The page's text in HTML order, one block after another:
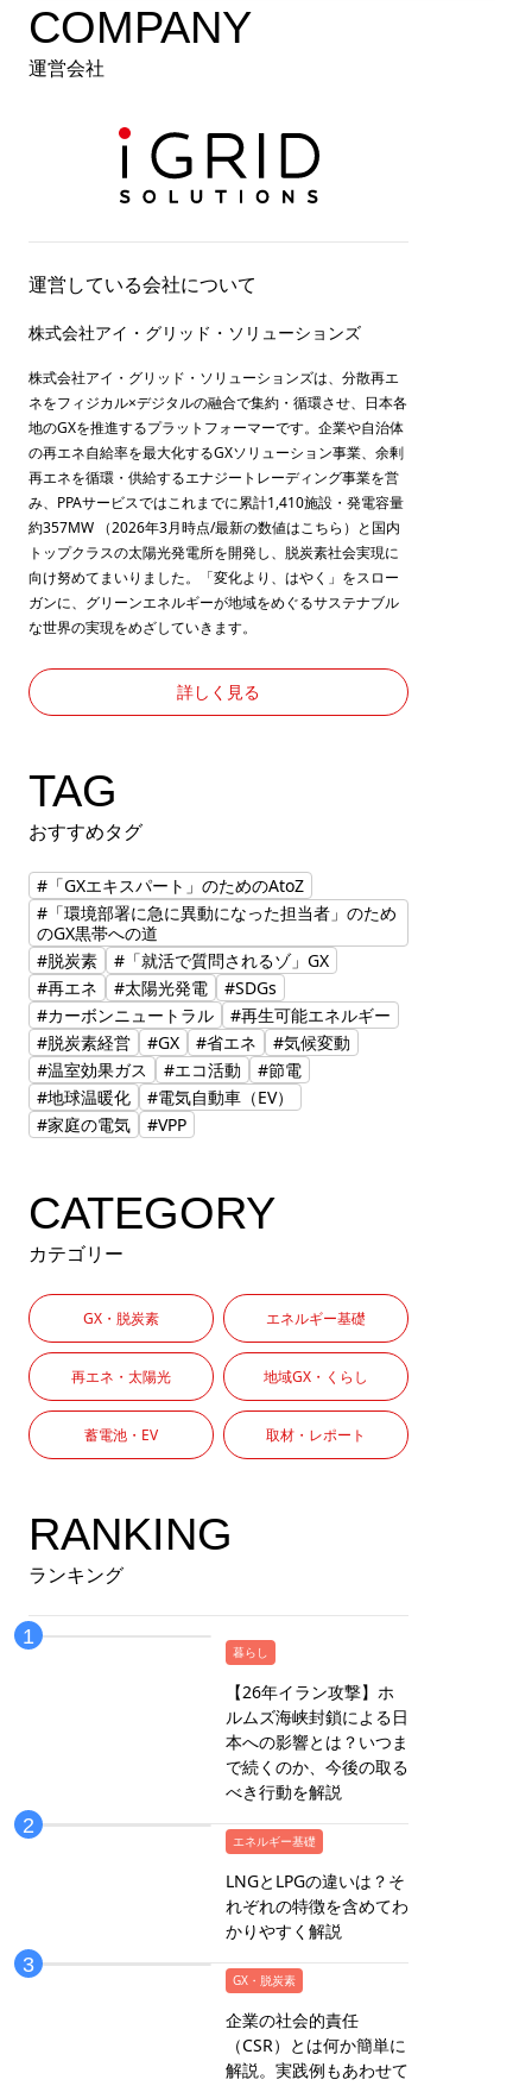
COMPANY
運営会社
運営している会社について
株式会社アイ・グリッド・ソリューションズ
株式会社アイ・グリッド・ソリューションズは、分散再エ
ネをフィジカル×デジタルの融合で集約・循環させ、日本各
地のGXを推進するプラットフォーマーです。企業や自治体
の再エネ自給率を最大化するGXソリューション事業、余剰
再エネを循環・供給するエナジートレーディング事業を営
み、PPAサービスではこれまでに累計1,410施設・発電容量
約357MW （2026年3月時点/最新の数値はこちら ）と国内
トップクラスの太陽光発電所を開発し、脱炭素社会実現に
向け努めてまいりました。「変化より、はやく」をスロー
ガンに、グリーンエネルギーが地域をめぐるサステナブル
な世界の実現をめざしていきます。
詳しく見る
TAG
おすすめタグ
#「GXエキスパート」のためのAtoZ
#「環境部署に急に異動になった担当者」のため
のGX黒帯への道
#脱炭素
#「就活で質問されるゾ」GX
#再エネ
#太陽光発電
#SDGs
#カーボンニュートラル
#再生可能エネルギー
#脱炭素経営
#GX #省エネ
#気候変動
#温室効果ガス
#エコ活動
#節電
#地球温暖化
#電気自動車（EV）
#家庭の電気
#VPP
CATEGORY
カテゴリー
GX・脱炭素 エネルギー基礎
再エネ・太陽光 地域GX・くらし
蓄電池・EV 取材・レポート
RANKING
ランキング
暮らし
【26年イラン攻撃】ホ
ルムズ海峡封鎖による日
本への影響とは？いつま
で続くのか、今後の取る
べき行動を解説
エネルギー基礎
LNGとLPGの違いは？そ
れぞれの特徴を含めてわ
かりやすく解説
GX・脱炭素
企業の社会的責任
（CSR）とは何か簡単に
解説。実践例もあわせて